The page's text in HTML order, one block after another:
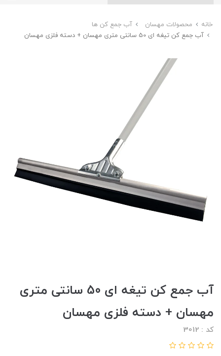
خانه محصولات مهسان
آب جمع کن ها
آب جمع کن تیغه ای 50 سانتی متری مهسان + دسته فلزی مهسان
آب جمع کن تیغه ای 50 سانتی متری
مهسان + دسته فلزی مهسان
کد : 3012